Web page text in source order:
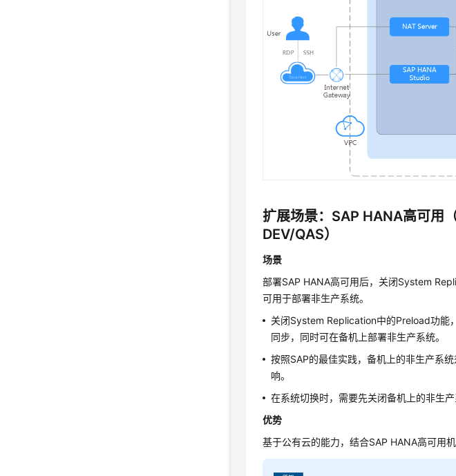
扩展场景：SAP HANA高可
DEV/QAS）
场景
部署SAP HANA高可用后，关闭System
可用于部署非生产系统。
关闭System Replication中的Preload功能
同步，同时可在备机上部署非生产系统。
按照SAP的最佳实践，备机上的非生产系
响。
在系统切换时，需要先关闭备机上的非生
优势
基于公有云的能力，结合SAP HANA高可用